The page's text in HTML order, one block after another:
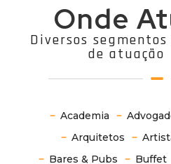
Onde
Diversos segmentos
de atuação
Academia
Arquitetos
Bares & Pubs
Buffet